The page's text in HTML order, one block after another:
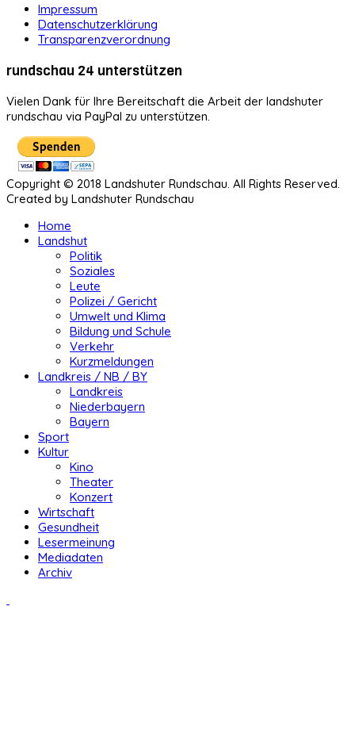
Impressum
Datenschutzerklärung
Transparenzverordnung
rundschau 24 unterstützen
Vielen Dank für Ihre Bereitschaft die Arbeit der landshuter
rundschau via PayPal zu unterstützen.
Copyright © 2018 Landshuter Rundschau. All Rights Reserved.
Created by Landshuter Rundschau
Home
Landshut
Politik
Soziales
Leute
Polizei / Gericht
Umwelt und Klima
Bildung und Schule
Verkehr
Kurzmeldungen
Landkreis / NB / BY
Landkreis
Niederbayern
Bayern
Sport
Kultur
Kino
Theater
Konzert
Wirtschaft
Gesundheit
Lesermeinung
Mediadaten
Archiv